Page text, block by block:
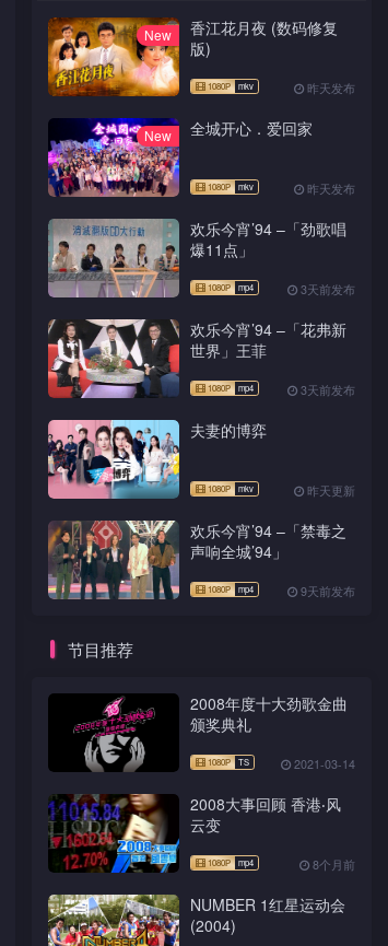
New
香江花月夜 (数码修复
版)
昨天发布
New 全城开心．爱回家
昨天发布
欢乐今宵’94 –「劲歌唱
爆11点」
3天前发布
欢乐今宵’94 –「花弗新
世界」王菲
3天前发布
夫妻的博弈
昨天更新
欢乐今宵’94 –「禁毒之
声响全城’94」
9天前发布
节目推荐
2008年度十大劲歌金曲
颁奖典礼
2021-03-14
2008大事回顾 香港‧风
云变
8个月前
NUMBER 1红星运动会
(2004)